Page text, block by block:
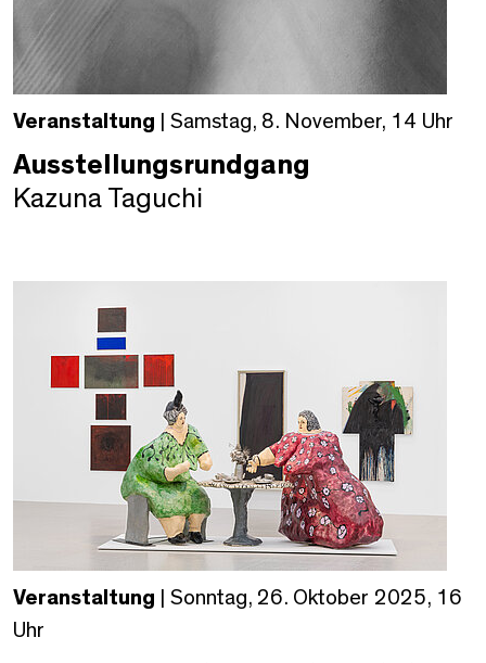
Veranstaltung | Samstag, 8. November, 14 Uhr
Ausstellungsrundgang
Kazuna Taguchi
Veranstaltung | Sonntag, 26. Oktober 2025, 16
Uhr